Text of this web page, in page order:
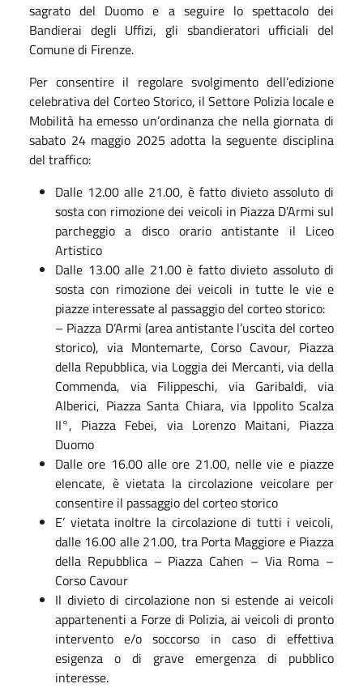
sagrato del Duomo e a seguire lo spettacolo dei
Bandierai degli Uffizi, gli sbandieratori ufficiali del
Comune di Firenze.
Per consentire il regolare svolgimento dell’edizione
celebrativa del Corteo Storico, il Settore Polizia locale e
Mobilità ha emesso un’ordinanza che nella giornata di
sabato 24 maggio 2025 adotta la seguente disciplina
del traffico:
Dalle 12.00 alle 21.00, è fatto divieto assoluto di
sosta con rimozione dei veicoli in Piazza D’Armi sul
parcheggio a disco orario antistante il Liceo
Artistico
Dalle 13.00 alle 21.00 è fatto divieto assoluto di
sosta con rimozione dei veicoli in tutte le vie e
piazze interessate al passaggio del corteo storico:
– Piazza D’Armi (area antistante l’uscita del corteo
storico), via Montemarte, Corso Cavour, Piazza
della Repubblica, via Loggia dei Mercanti, via della
Commenda, via Filippeschi, via Garibaldi, via
Alberici, Piazza Santa Chiara, via Ippolito Scalza
II°, Piazza Febei, via Lorenzo Maitani, Piazza
Duomo
Dalle ore 16.00 alle ore 21.00, nelle vie e piazze
elencate, è vietata la circolazione veicolare per
consentire il passaggio del corteo storico
E’ vietata inoltre la circolazione di tutti i veicoli,
dalle 16.00 alle 21.00, tra Porta Maggiore e Piazza
della Repubblica – Piazza Cahen – Via Roma –
Corso Cavour
Il divieto di circolazione non si estende ai veicoli
appartenenti a Forze di Polizia, ai veicoli di pronto
intervento e/o soccorso in caso di effettiva
esigenza o di grave emergenza di pubblico
interesse.